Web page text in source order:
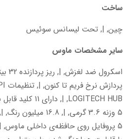
ساخت
چین, |, تحت لیسانس سوئیس
سایر مشخصات ماوس